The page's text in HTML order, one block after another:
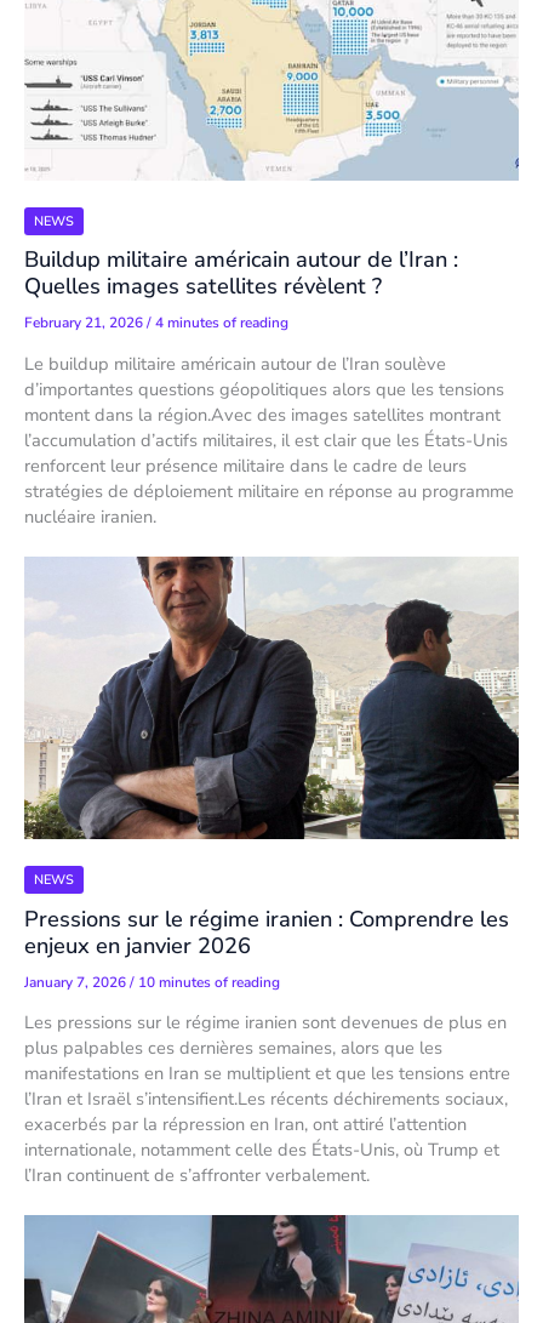
NEWS
Buildup militaire américain autour de l’Iran :
Quelles images satellites révèlent ?
February 21, 2026/4 minutes of reading
Le buildup militaire américain autour de l’Iran soulève
d’importantes questions géopolitiques alors que les tensions
montent dans la région.Avec des images satellites montrant
l’accumulation d’actifs militaires, il est clair que les États-Unis
renforcent leur présence militaire dans le cadre de leurs
stratégies de déploiement militaire en réponse au programme
nucléaire iranien.
NEWS
Pressions sur le régime iranien : Comprendre les
enjeux en janvier 2026
January 7, 2026/ 10 minutes of reading
Les pressions sur le régime iranien sont devenues de plus en
plus palpables ces dernières semaines, alors que les
manifestations en Iran se multiplient et que les tensions entre
l’Iran et Israël s’intensifient.Les récents déchirements sociaux,
exacerbés par la répression en Iran, ont attiré l’attention
internationale, notamment celle des États-Unis, où Trump et
l’Iran continuent de s’affronter verbalement.